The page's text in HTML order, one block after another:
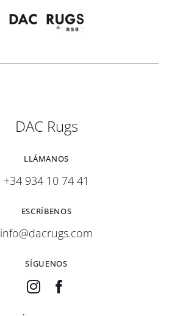
DAC Rugs
LLÁMANOS
+34 934 10 74 41
ESCRÍBENOS
info@dacrugs.com
SÍGUENOS